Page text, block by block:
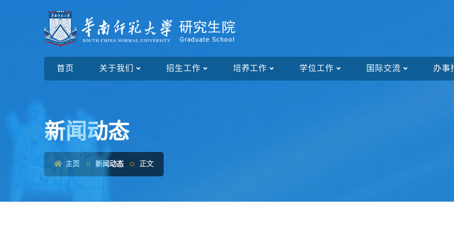
首页 关于我们 招生工作 培养工作 学位工作 国际交流 办事
新闻动态
主页 新闻动态 正文